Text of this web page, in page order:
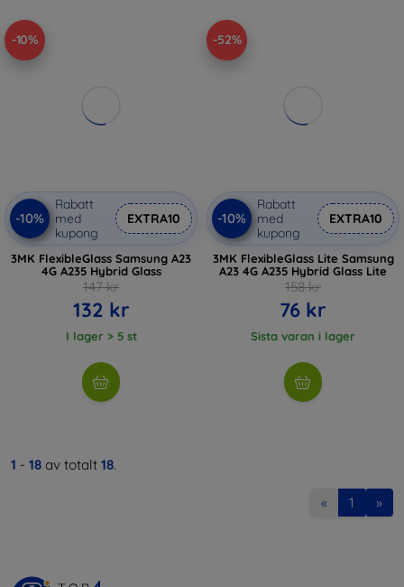
-10%
-10%
Rabatt
med
kupong
EXTRA10
3MK FlexibleGlass Samsung A23
4G A235 Hybrid Glass
147 kr
132 kr
I lager > 5 st
-52%
-10%
Rabatt
med
kupong
EXTRA10
3MK FlexibleGlass Lite Samsung
A23 4G A235 Hybrid Glass Lite
158 kr
76 kr
Sista varan i lager
1 - 18 av totalt 18.
« 1 »